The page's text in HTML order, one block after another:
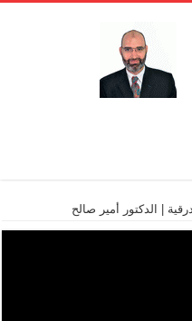
| الدكتور أمير صالح